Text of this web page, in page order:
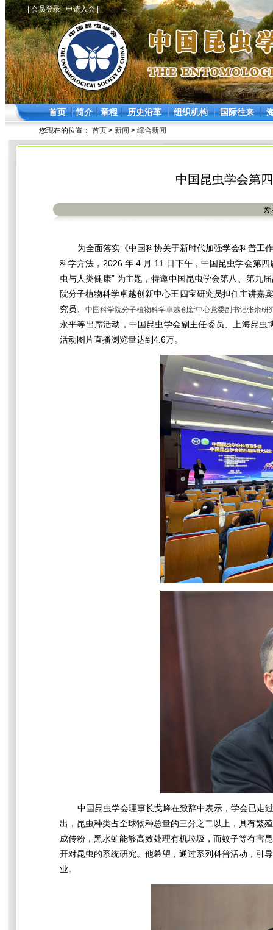
|会员登录|申请入会|
首页 简介 章程 历史沿革 组织机构 国际往来
您现在的位置：首页 >新闻 >综合新闻
中国昆虫学会第
发
为全面落实《中国科协关于新时代加强学会科普工
科学方法，2026 年 4 月 11 日下午，中国昆虫学会第
虫与人类健康” 为主题，特邀中国昆虫学会第八、第九
院分子植物科学卓越创新中心王四宝研究员担任主讲嘉
究员、中国科学院分子植物科学卓越创新中心党委副书记张余研
永平等出席活动，中国昆虫学会副主任委员、上海昆
活动图片直播浏览量达到4.6万。
中国昆虫学会理事长戈峰在致辞中表示，学会已走
出，昆虫种类占全球物种总量的三分之二以上，具有繁
成传粉，黑水虻能够高效处理有机垃圾，而蚊子等有害
开对昆虫的系统研究。他希望，通过系列科普活动，引
业。